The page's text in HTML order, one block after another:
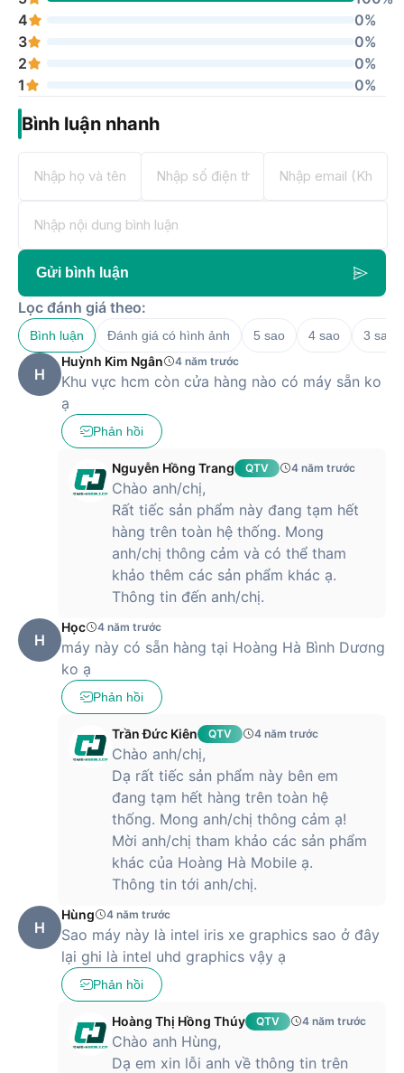
4
0%
3
0%
2
0%
1
0%
Bình luận nhanh
Gửi bình luận
Lọc đánh giá theo:
Bình luận Đánh giá có hình ảnh 5 sao 4 sao 3 sao
H
Huỳnh Kim Ngân 4 năm trước
Khu vực hcm còn cửa hàng nào có máy sẵn ko
ạ
Phản hồi
Nguyễn Hồng Trang QTV 4 năm trước
Chào anh/chị,
Rất tiếc sản phẩm này đang tạm hết
hàng trên toàn hệ thống. Mong
anh/chị thông cảm và có thể tham
khảo thêm các sản phẩm khác ạ.
Thông tin đến anh/chị.
H
Học 4 năm trước
máy này có sẵn hàng tại Hoàng Hà Bình Dương
ko ạ
Phản hồi
Trần Đức Kiên QTV 4 năm trước
Chào anh/chị,
Dạ rất tiếc sản phẩm này bên em
đang tạm hết hàng trên toàn hệ
thống. Mong anh/chị thông cảm ạ!
Mời anh/chị tham khảo các sản phẩm
khác của Hoàng Hà Mobile ạ.
Thông tin tới anh/chị.
H
Hùng 4 năm trước
Sao máy này là intel iris xe graphics sao ở đây
lại ghi là intel uhd graphics vậy ạ
Phản hồi
Hoàng Thị Hồng Thúy QTV 4 năm trước
Chào anh Hùng,
Dạ em xin lỗi anh về thông tin trên